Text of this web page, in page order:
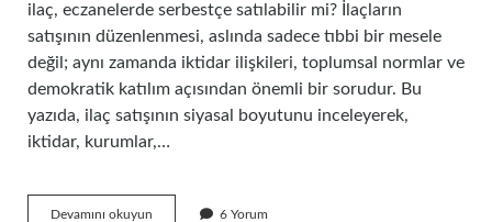
ilaç, eczanelerde serbestçe satılabilir mi? İlaçların
satışının düzenlenmesi, aslında sadece tıbbi bir mesele
değil; aynı zamanda iktidar ilişkileri, toplumsal normlar ve
demokratik katılım açısından önemli bir sorudur. Bu
yazıda, ilaç satışının siyasal boyutunu inceleyerek,
iktidar, kurumlar,…
Devamını okuyun 6 Yorum